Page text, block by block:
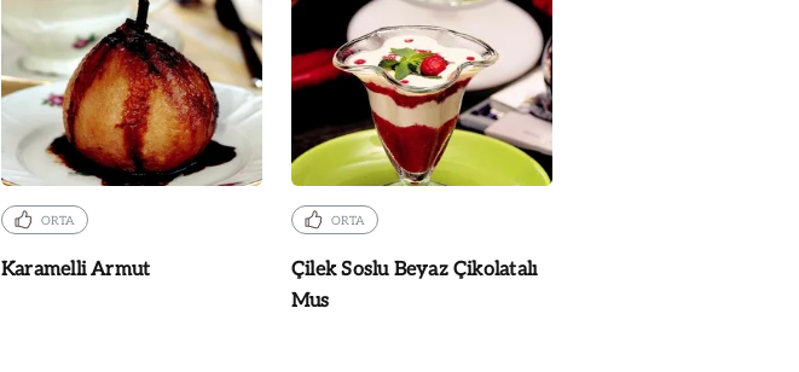
ORTA
Karamelli Armut
ORTA
Çilek Soslu Beyaz Çikolatalı
Mus